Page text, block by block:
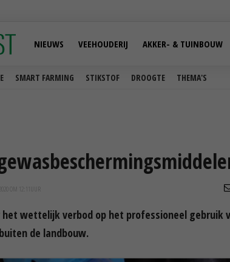
SMART FARMING STIKSTOF DROOGTE THEMA'S
NIEUWS VEEHOUDERIJ AKKER- & TUINBOUW
OM 12:11
wettelijk verbod op het professioneel gebruik
de landbouw.